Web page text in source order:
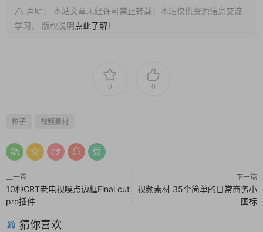
声明： 本站文章未经许可禁止转载！本站仅供资源信息交流
学习， 版权说明点此了解！
0 0
粒子 视频素材
上一篇
10种CRT老电视噪点边框Final cut
pro插件
下一篇
视频素材 35个简单的日常商务小
图标
猜你喜欢